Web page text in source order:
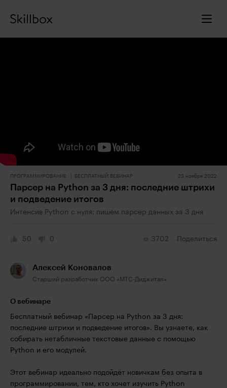
ПРОГРАММИРОВАНИЕ БЕСПЛАТНЫЙ ВЕБИНАР 23 ноября 2022
Парсер на Python за 3 дня: последние штрихи
и подведение итогов
Интенсив Python с нуля: пишем парсер данных за 3 дня
50 0 3702 Поделиться
Алексей Коновалов
Старший разработчик ООО «МТС-Диджитал»
О вебинаре
Бесплатный вебинар «Парсер на Python за 3 дня:
последние штрихи и подведение итогов». Вы узнаете, как
собирать нетабличные текстовые данные с помощью
Python и его модулей.
Этот вебинар идеально подойдёт новичкам без опыта в
программировании, тем, кто хочет изучить Python